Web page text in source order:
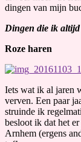
dingen van mijn
Dingen die ik altijd
Roze haren
Iets wat ik al jaren
verven. Een paar
struinde ik
besloot ik dat het
Arnhem (ergens